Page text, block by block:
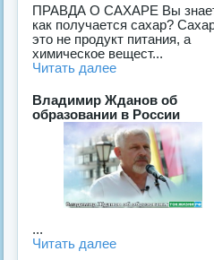
ПРАВДА О САХАРЕ Вы
как получается сахар?
это не продукт питания, а
химическое вещест...
Читать далее
Владимир Жданов об
образовании в России
...
Читать далее